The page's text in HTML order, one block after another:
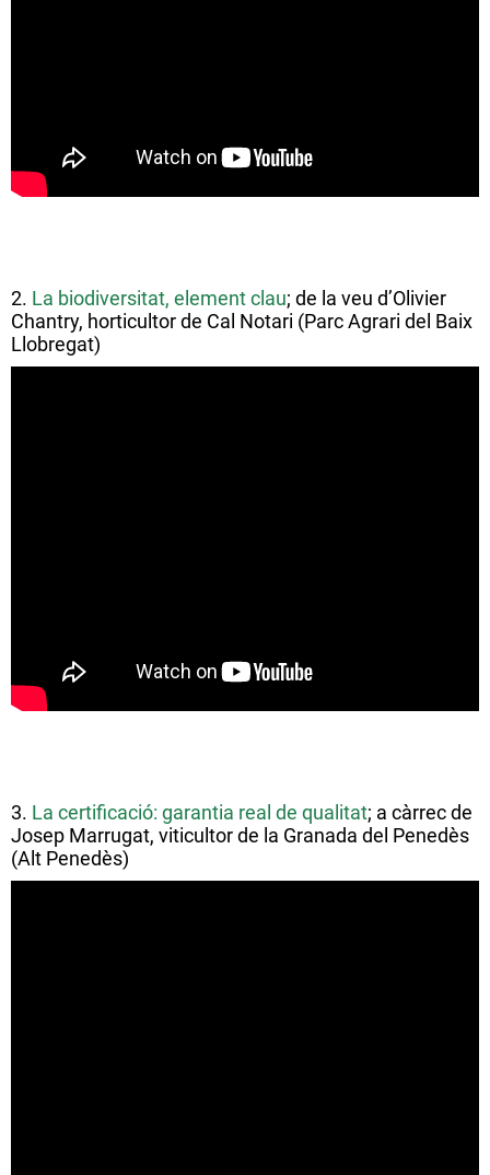
2. La biodiversitat, element clau; de la veu d’Olivier
Chantry, horticultor de Cal Notari (Parc Agrari del Baix
Llobregat)
3. La certificació: garantia real de qualitat; a càrrec de
Josep Marrugat, viticultor de la Granada del Penedès
(Alt Penedès)